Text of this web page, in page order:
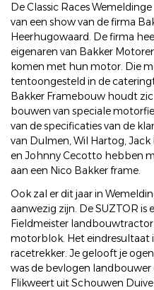
De Classic Races
van een show van de firma
Heerhugowaard. De firma
eigenaren van Bakker
komen met hun motor. Die
tentoongesteld in de
Bakker Framebouw houdt
bouwen van speciale
van de specificaties van de
van Dulmen, Wil Hartog,
en Johnny Cecotto hebben
aan een Nico Bakker frame.
Ook zal er dit jaar in
aanwezig zijn. De SUZTOR is
Fieldmeister
motorblok. Het eindresultaat
racetrekker. Je gelooft je
was de bevlogen
Flikweert uit Schouwen